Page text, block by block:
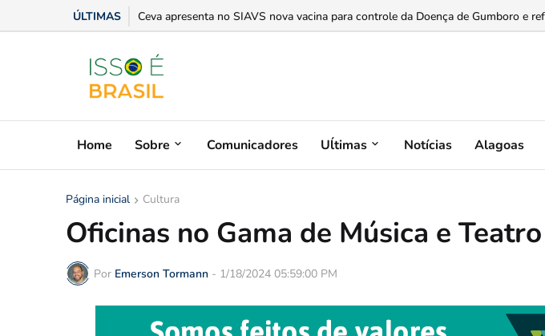
ÚLTIMAS Escassez de mão de obra qualificada desafia expansão do mercado de
Home Sobre Comunicadores Uĺtimas Notícias Alagoas
Página inicial Cultura
Oficinas no Gama de Música e Teatro
Por Emerson Tormann - 1/18/2024 05:59:00 PM